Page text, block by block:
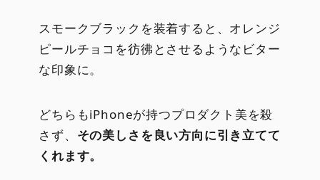
スモークブラックを装着すると、オレンジ
ピールチョコを彷彿とさせるようなビター
な印象に。
どちらもiPhoneが持つプロダクト美を殺
さず、 その美しさを良い方向に引き立てて
くれます。